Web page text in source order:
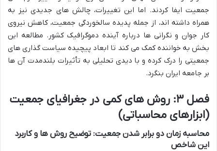
جمعیت ایفا کردند. اما این تغییرات، چالش های جدیدی نیز به
همراه داشته اند، از جمله پدیده سالخوردگی جمعیت، کاهش نیروی
کار جوان و نگرانی ها درباره آینده دموگرافیک کشور. مطالعه این
بخش به خواننده کمک می کند تا ابعاد پیچیده سیاست گذاری های
جمعیتی را درک کرده و با دیدی تحلیلی به تأثیرات بلندمدت آن ها
بر جامعه ایران بنگرد.
فصل ۳: روش های کمی در جغرافیای جمعیت
(ابزارهای محاسباتی)
محاسبه زمان دو برابر شدن جمعیت: توضیح روش ها و کاربرد
این شاخص